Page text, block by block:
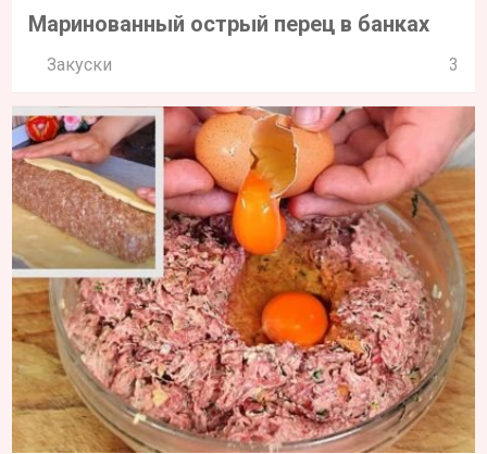
Маринованный острый перец в банках
Закуски 3